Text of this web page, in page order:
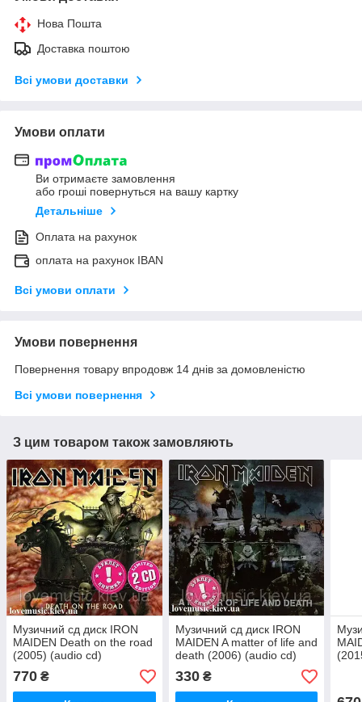
Нова Пошта
Доставка поштою
Всі умови доставки
Умови оплати
Ви отримаєте замовлення
або гроші повернуться на вашу картку
Детальніше
Оплата на рахунок
оплата на рахунок IBAN
Всі умови оплати
Умови повернення
Повернення товару впродовж 14 днів за домовленістю
Всі умови повернення
З цим товаром також замовляють
Музичний сд диск IRON
MAIDEN Death on the road
(2005) (audio cd)
770 ₴
Музичний сд диск IRON
MAIDEN A matter of life and
death (2006) (audio cd)
330₴